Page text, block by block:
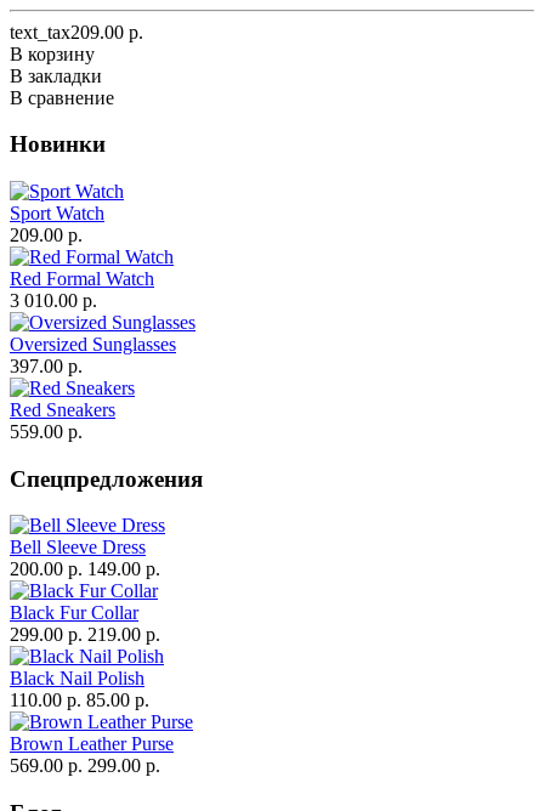
text_tax209.00 р.
В корзину
В закладки
В сравнение
Новинки
Sport Watch
209.00 р.
Red Formal Watch
3 010.00 р.
Oversized Sunglasses
397.00 р.
Red Sneakers
559.00 р.
Спецпредложения
Bell Sleeve Dress
200.00 р. 149.00 р.
Black Fur Collar
299.00 р. 219.00 р.
Black Nail Polish
110.00 р. 85.00 р.
Brown Leather Purse
569.00 р. 299.00 р.